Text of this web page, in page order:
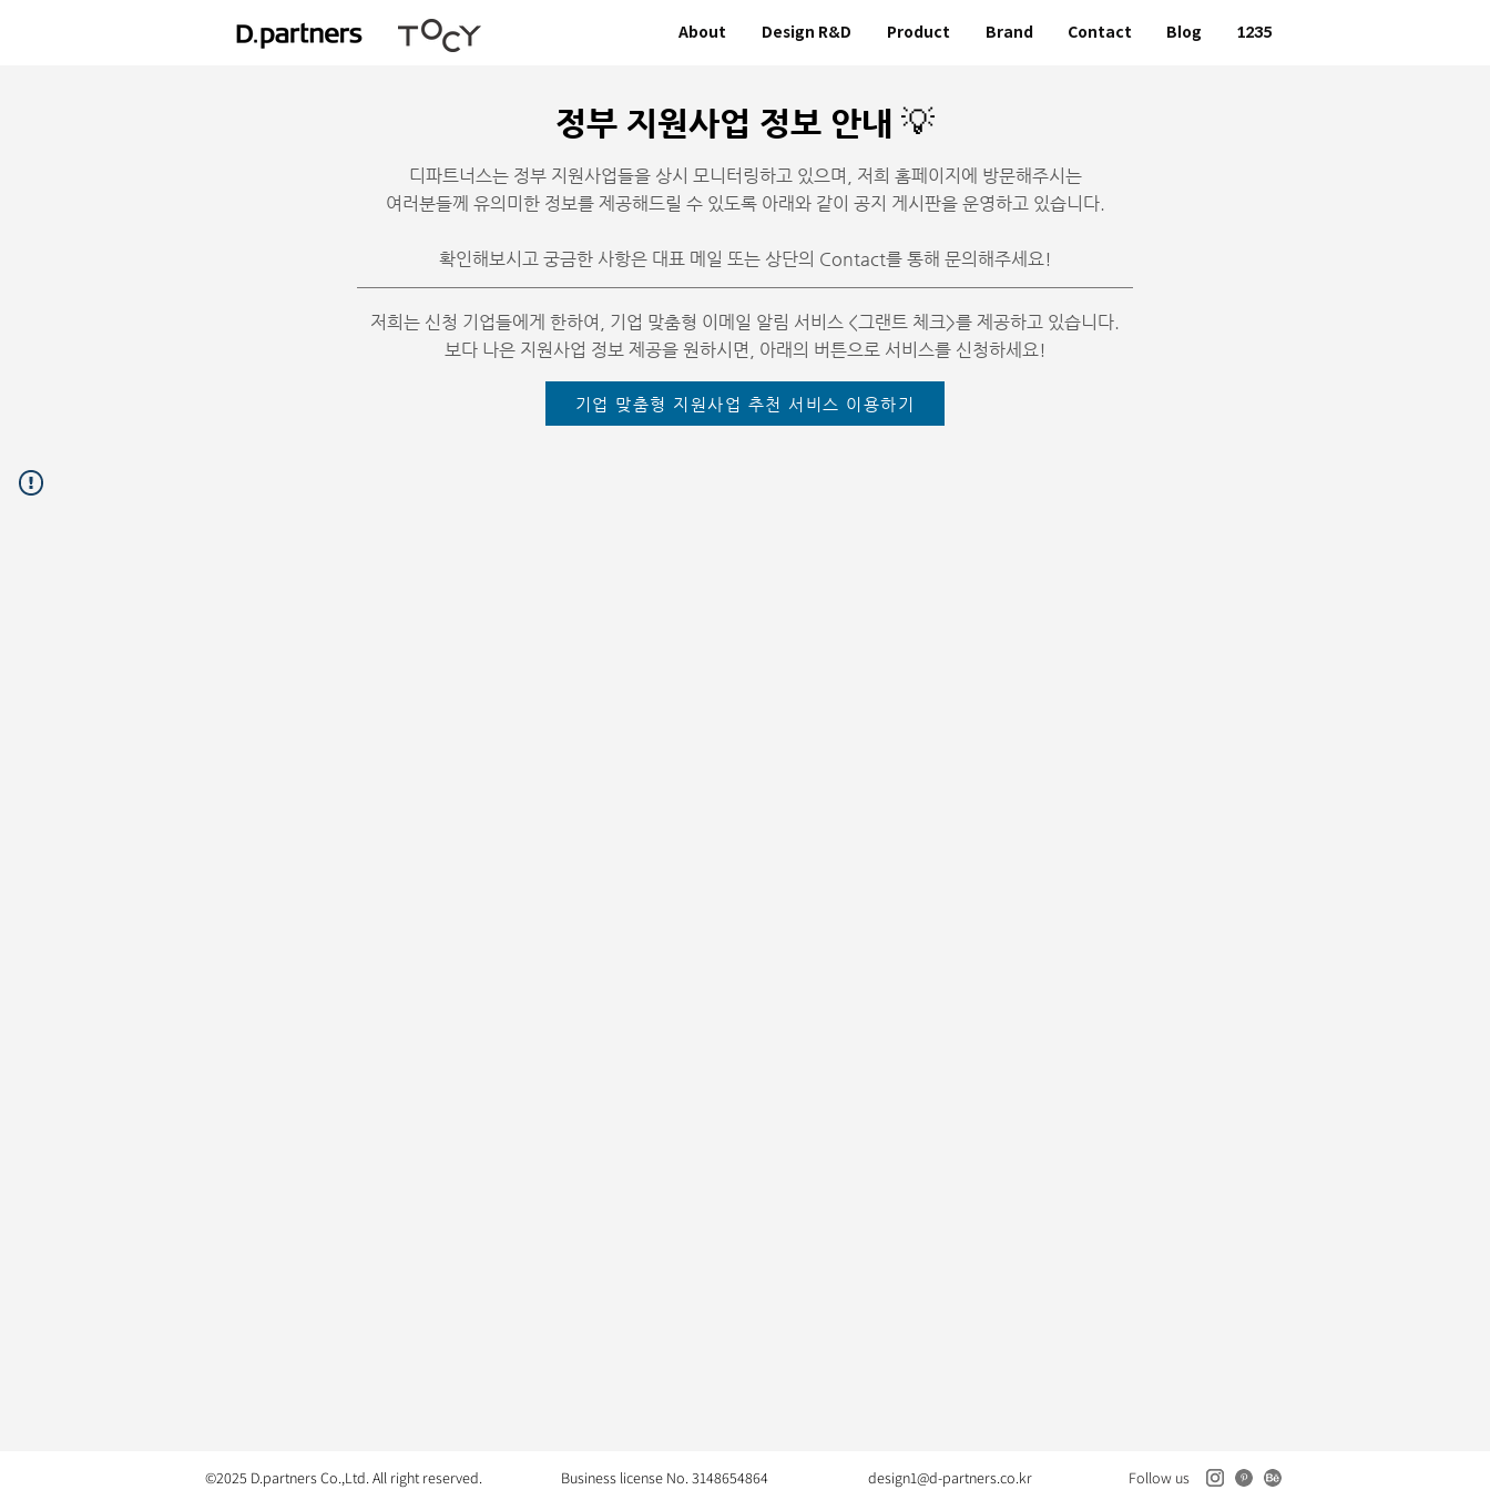
About Design R&D Product Brand Contact Blog 1235
정부 지원사업 정보 안내 💡
디파트너스는 정부 지원사업들을 상시 모니터링하고 있으며, 저희 홈페이지에 방문해주시는
여러분들께 유의미한 정보를 제공해드릴 수 있도록 아래와 같이 공지 게시판을 운영하고 있습니다.
​확인해보시고 궁금한 사항은 대표 메일 또는 상단의 Contact를 통해 문의해주세요!
저희는 신청 기업들에게 한하여, 기업 맞춤형 이메일 알림 서비스 <그랜트 체크>를 제공하고 있습니다.
​보다 나은 지원사업 정보 제공을 원하시면, 아래의 버튼으로 서비스를 신청하세요!
기업 맞춤형 지원사업 추천 서비스 이용하기
©2025 D.partners Co.,Ltd. All right reserved. Business license No. 3148654864 design1@d-partners.co.kr Follow us